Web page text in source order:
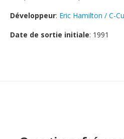
Développeur: Eric Hamilton / C-
Date de sortie initiale: 1991